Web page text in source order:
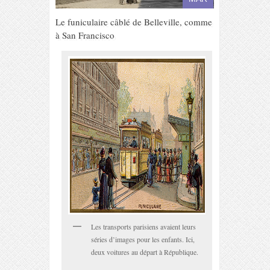
Le funiculaire câblé de Belleville, comme
à San Francisco
Les transports parisiens avaient leurs
séries d’images pour les enfants. Ici,
deux voitures au départ à République.